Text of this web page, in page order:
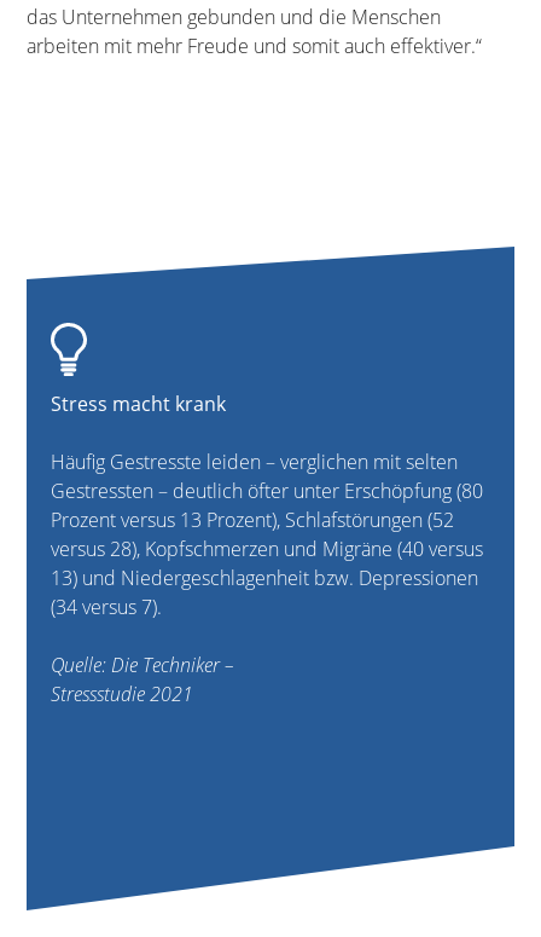
das Unternehmen gebunden und die Menschen
arbeiten mit mehr Freude und somit auch effektiver.“
Stress macht krank
Häufig Gestresste leiden – verglichen mit selten
Gestressten – deutlich öfter unter Erschöpfung (80
Prozent versus 13 Prozent), Schlafstörungen (52
versus 28), Kopfschmerzen und Migräne (40 versus
13) und Niedergeschlagenheit bzw. Depressionen
(34 versus 7).
Quelle: Die Techniker –
Stressstudie 2021